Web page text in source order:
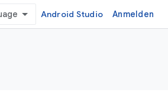
Android Studio Anmelden